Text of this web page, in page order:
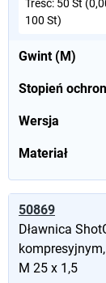
Gwint (M)
Stopień
Wersja
Materiał
Treść: 50 St
100 St)
50869
Dławnica
M 25 x 1,5